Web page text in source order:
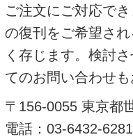
ご注文にご対応で
の復刊をご希望さ
く存じます。検討
てのお問い合わせ
〒156-0055 東京
電話：03-6432-